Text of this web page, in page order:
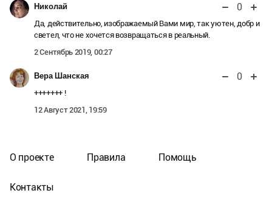
Николай 0
Да, действительно, изображаемый Вами мир, так уютен, добр и
светел, что не хочется возвращаться в реальный.
2 Сентябрь 2019, 00:27
Вера Шанская 0
+++++++ !
12 Август 2021, 19:59
О проекте Правила Помощь
Контакты